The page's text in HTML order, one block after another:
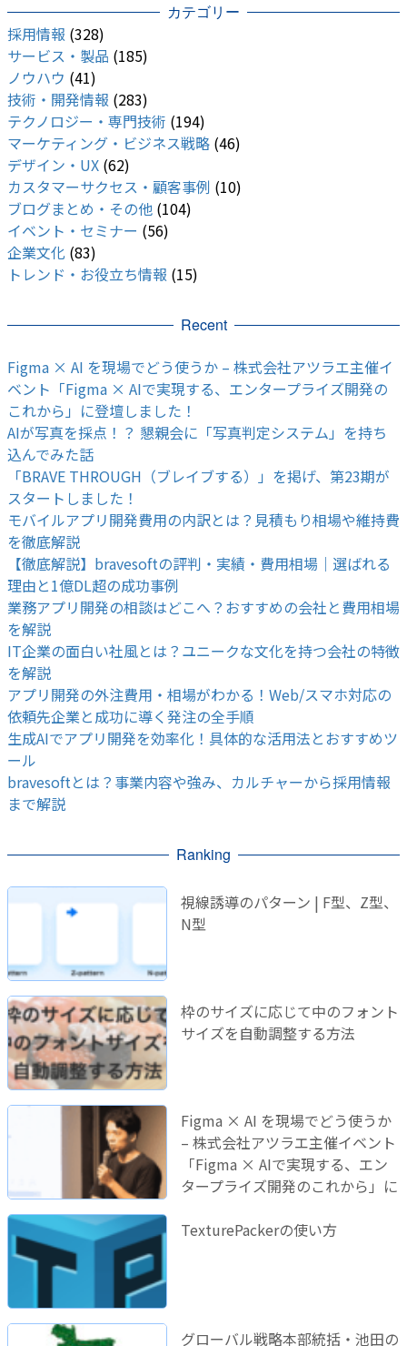
カテゴリー
採用情報 (328)
サービス・製品 (185)
ノウハウ (41)
技術・開発情報 (283)
テクノロジー・専門技術 (194)
マーケティング・ビジネス戦略 (46)
デザイン・UX (62)
カスタマーサクセス・顧客事例 (10)
ブログまとめ・その他 (104)
イベント・セミナー (56)
企業文化 (83)
トレンド・お役立ち情報 (15)
Recent
Figma × AI を現場でどう使うか – 株式会社アツラエ主催イ
ベント「Figma × AIで実現する、エンタープライズ開発の
これから」に登壇しました！
AIが写真を採点！？ 懇親会に「写真判定システム」を持ち
込んでみた話
「BRAVE THROUGH（ブレイブする）」を掲げ、第23期が
スタートしました！
モバイルアプリ開発費用の内訳とは？見積もり相場や維持費
を徹底解説
【徹底解説】bravesoftの評判・実績・費用相場｜選ばれる
理由と1億DL超の成功事例
業務アプリ開発の相談はどこへ？おすすめの会社と費用相場
を解説
IT企業の面白い社風とは？ユニークな文化を持つ会社の特徴
を解説
アプリ開発の外注費用・相場がわかる！Web/スマホ対応の
依頼先企業と成功に導く発注の全手順
生成AIでアプリ開発を効率化！具体的な活用法とおすすめツ
ール
bravesoftとは？事業内容や強み、カルチャーから採用情報
まで解説
Ranking
視線誘導のパターン | F型、Z型、
N型
枠のサイズに応じて中のフォント
サイズを自動調整する方法
Figma × AI を現場でどう使うか
– 株式会社アツラエ主催イベント
「Figma × AIで実現する、エン
タープライズ開発のこれから」に
TexturePackerの使い方
グローバル戦略本部統括・池田の